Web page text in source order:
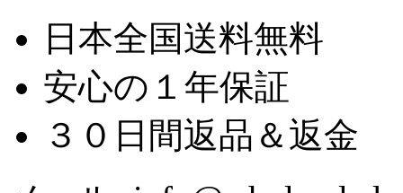
日本全国送料無料
安心の１年保証
３０日間返品＆返金